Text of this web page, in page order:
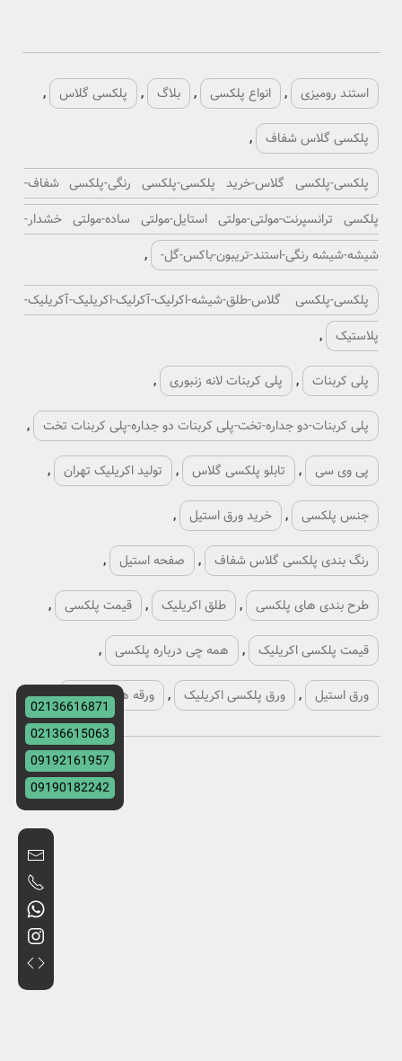
02136616871
02136615063
09192161957
09190182242
استند رومیزی , انواع پلکسی , بلاگ , پلکسی گلاس ,
پلکسی گلاس شفاف ,
پلکسی-پلکسی گلاس-خرید پلکسی-پلکسی رنگی-پلکسی شفاف-
پلکسی ترانسپرنت-مولتی-مولتی استایل-مولتی ساده-مولتی خشدار-
شیشه-شیشه رنگی-استند-تریبون-باکس-گل-
,
پلکسی-پلکسی گلاس-طلق-شیشه-اکرلیک-آکرلیک-اکریلیک-آکریلیک-
پلاستیک
,
پلی کربنات , پلی کربنات لانه زنبوری ,
پلی کربنات-دو جداره-تخت-پلی کربنات دو جداره-پلی کربنات تخت ,
پی وی سی , تابلو پلکسی گلاس , تولید اکریلیک تهران ,
جنس پلکسی , خرید ورق استیل ,
رنگ بندی پلکسی گلاس شفاف , صفحه استیل ,
طرح بندی های پلکسی , طلق اکریلیک , قیمت پلکسی ,
قیمت پلکسی اکریلیک , همه چی درباره پلکسی ,
ورق استیل , ورق پلکسی اکریلیک , ورقه های پلکسی ,